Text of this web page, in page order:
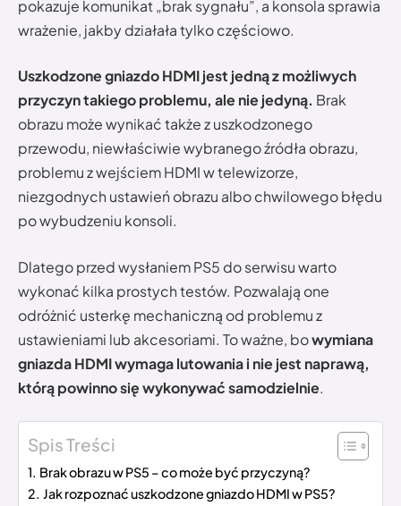
pokazuje komunikat „brak sygnału”, a konsola sprawia
wrażenie, jakby działała tylko częściowo.
Uszkodzone gniazdo HDMI jest jedną z możliwych
przyczyn takiego problemu, ale nie jedyną. Brak
obrazu może wynikać także z uszkodzonego
przewodu, niewłaściwie wybranego źródła obrazu,
problemu z wejściem HDMI w telewizorze,
niezgodnych ustawień obrazu albo chwilowego błędu
po wybudzeniu konsoli.
Dlatego przed wysłaniem PS5 do serwisu warto
wykonać kilka prostych testów. Pozwalają one
odróżnić usterkę mechaniczną od problemu z
ustawieniami lub akcesoriami. To ważne, bowymiana
gniazda HDMI wymaga lutowania i nie jest naprawą,
którą powinno się wykonywać samodzielnie.
Spis Treści
Brak obrazu w PS5 – co może być przyczyną?
Jak rozpoznać uszkodzone gniazdo HDMI w PS5?